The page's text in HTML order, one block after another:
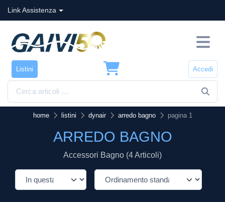
Link Assistenza
Listini Accedi
home listini dynair arredo bagno pagina 1
ARREDO BAGNO
Accessori Bagno (4 Articoli)